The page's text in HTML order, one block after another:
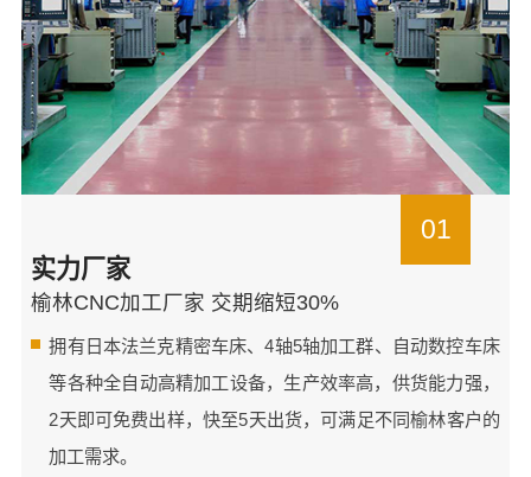
01
实力厂家
榆林CNC加工厂家 交期缩短30%
拥有日本法兰克精密车床、4轴5轴加工群、自动数控车床
等各种全自动高精加工设备，生产效率高，供货能力强，
2天即可免费出样，快至5天出货，可满足不同榆林客户的
加工需求。